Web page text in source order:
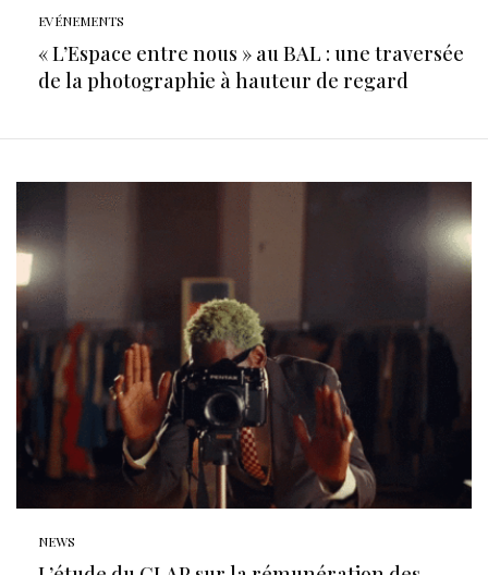
EVÉNEMENTS
« L’Espace entre nous » au BAL : une traversée
de la photographie à hauteur de regard
NEWS